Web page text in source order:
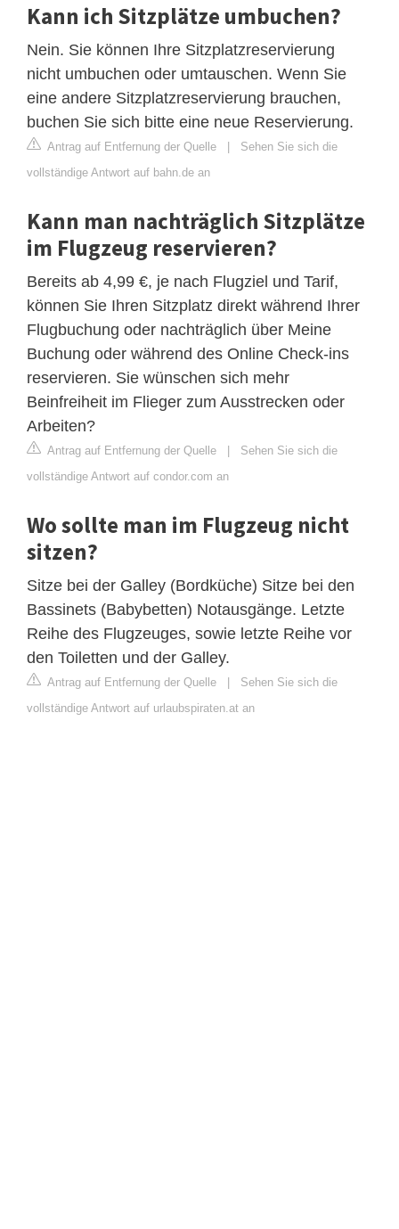
Kann ich Sitzplätze umbuchen?
Nein. Sie können Ihre Sitzplatzreservierung
nicht umbuchen oder umtauschen. Wenn Sie
eine andere Sitzplatzreservierung brauchen,
buchen Sie sich bitte eine neue Reservierung.
Antrag auf Entfernung der Quelle | Sehen Sie sich die
vollständige Antwort auf bahn.de an
Kann man nachträglich Sitzplätze
im Flugzeug reservieren?
Bereits ab 4,99 €, je nach Flugziel und Tarif,
können Sie Ihren Sitzplatz direkt während Ihrer
Flugbuchung oder nachträglich über Meine
Buchung oder während des Online Check-ins
reservieren. Sie wünschen sich mehr
Beinfreiheit im Flieger zum Ausstrecken oder
Arbeiten?
Antrag auf Entfernung der Quelle | Sehen Sie sich die
vollständige Antwort auf condor.com an
Wo sollte man im Flugzeug nicht
sitzen?
Sitze bei der Galley (Bordküche) Sitze bei den
Bassinets (Babybetten) Notausgänge. Letzte
Reihe des Flugzeuges, sowie letzte Reihe vor
den Toiletten und der Galley.
Antrag auf Entfernung der Quelle | Sehen Sie sich die
vollständige Antwort auf urlaubspiraten.at an